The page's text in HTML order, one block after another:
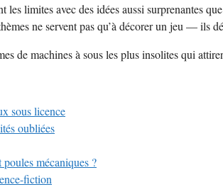
les limites avec des idées aussi surprenantes
ne servent pas qu’à décorer un jeu — ils
de machines à sous les plus insolites qui
sous licence
oubliées
mécaniques ?
fiction